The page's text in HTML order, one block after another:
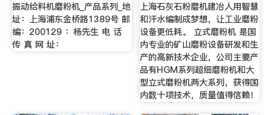
振动给料机磨粉机_产品系列_地
址：上海浦东金桥路1389号 邮
编：200129 ：杨先生 电 话
传 真 网 址：
上海石灰石粉磨机建冶人用智慧
和汗水编制成梦想，让工业磨粉
设备更低耗。 立式磨粉机 是国
内专业的矿山磨粉设备研发和生
产的高新技术企业，公司主要产
品有HGM系列超细磨粉机和大
型立式磨粉机两大系列，获得国
内数十项技术，质量值得信赖！